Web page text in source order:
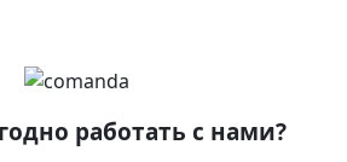
работать с нами?